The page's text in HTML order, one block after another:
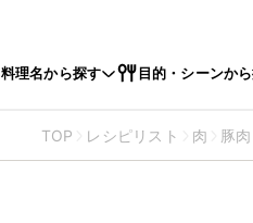
料理名から探す 目的・シーンか
TOP レシピリスト 肉 豚肉